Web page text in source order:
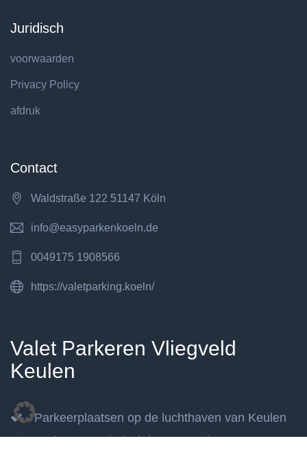
Juridisch
voorwaarden
Privacy Policy
afdruk
Contact
Waldstraße 122 51147 Köln
info@easyparkenkoeln.de
0049175 1908566
https://valetparking.koeln/
Valet Parkeren Vliegveld
Keulen
Parkeerplaatsen op de luchthaven van Keulen
Parkeren op de luchthaven Keulen Bonn